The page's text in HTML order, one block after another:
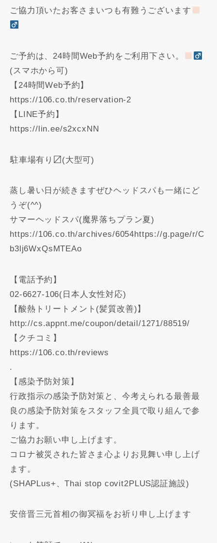
ご協力頂いたお客さまいつも有難うございます
ご予約は、24時間Web予約をご利用下さい。
(スマホから可)
【24時間Web予約】
https://106.co.th/reservation-2
【LINE予約】
https://lin.ee/s2xcxNN
️駐車場有り〼(大型可)
蒸し暑い日が続きますぜひヘッドスパも一緒にど
うぞ(^^)
サマーヘッドスパ(魔界落ちプラン夏)
https://106.co.th/archives/6054https://g.page/r/C
b3lj6WxQsMTEAo
【電話予約】
02-6627-106(日本人女性対応)
【酸熱トリートメント(髪質改善)】
http://cs.appnt.me/coupon/detail/1271/88519/
【クチコミ】
https://106.co.th/reviews
.
【感染予防対策】
行政指示の感染予防対策と、今考えられる最善最
良の感染予防対策をスタッフ全員で取り組んで参
ります。
ご協力お願い申し上げます。
コロナ被災された皆さま心よりお見舞い申し上げ
ます。
(SHAPLus+、Thai stop covit2PLUS認証施設)
安倍晋三元首相の御冥福をお祈り申し上げます